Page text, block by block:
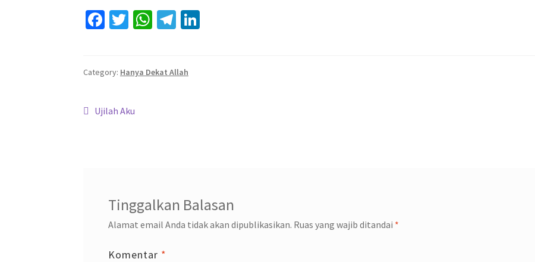
Fa
o
k
T
er
W
sA
Te
a
Category: Hanya Dekat Allah
Navigasi
Previous
Ujilah Aku
Tinggalkan Balasan
Alamat email Anda tidak akan dipublikasikan. Ruas yang wajib ditandai *
Komentar *